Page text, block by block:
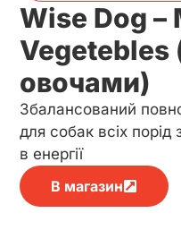
Wise Dog –
Vegetebles
овочами)
Збалансований
для собак всіх
в енергії
В магазин